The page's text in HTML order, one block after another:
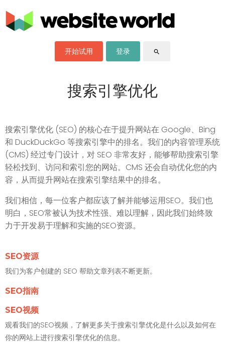
开始试用 登录 search
搜索引擎优化
搜索引擎优化 (SEO) 的核心在于提升网站在 Google、Bing
和 DuckDuckGo 等搜索引擎中的排名。我们的内容管理系统
(CMS) 经过专门设计，对 SEO 非常友好，能够帮助搜索引擎
轻松找到、访问和索引您的网站。CMS 还会自动优化您的内
容，从而提升网站在搜索引擎结果中的排名。
我们相信，每一位客户都应该了解并能够运用SEO。我们也
明白，SEO常被认为技术性强、难以理解，因此我们始终致
力于开发易于理解和实施的SEO资源。
SEO资源
我们为客户创建的 SEO 帮助文章列表不断更新。
SEO指南
SEO视频
观看我们的SEO视频，了解更多关于搜索引擎优化是什么以及如何在
你的网站上进行搜索引擎优化的信息。